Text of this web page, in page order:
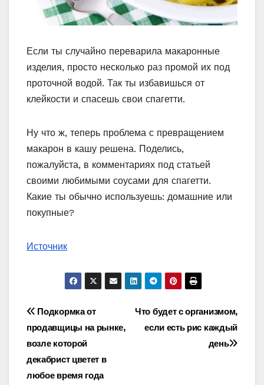
Если ты случайно переварила макаронные
изделия, просто несколько раз промой их под
проточной водой. Так ты избавишься от
клейкости и спасешь свои спагетти.
Ну что ж, теперь проблема с превращением
макарон в кашу решена. Поделись,
пожалуйста, в комментариях под статьей
своими любимыми соусами для спагетти.
Какие ты обычно используешь: домашние или
покупные?
Источник
Навигация
по
записям
Что будет с организмом,
если есть рис каждый
день
Подкормка от
продавщицы на рынке,
возле которой
декабрист цветет в
любое время года